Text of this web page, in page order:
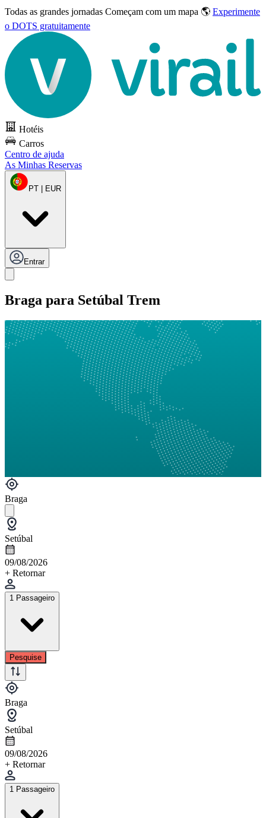
Todas as grandes jornadas Começam com um mapa 🌎 Experimente
o DOTS gratuitamente
Hotéis
Carros
Centro de ajuda
As Minhas Reservas
PT | EUR
Entrar
Braga para Setúbal Trem
Braga
Setúbal
09/08/2026
+ Retornar
1 Passageiro
Pesquise
Braga
Setúbal
09/08/2026
+ Retornar
1 Passageiro